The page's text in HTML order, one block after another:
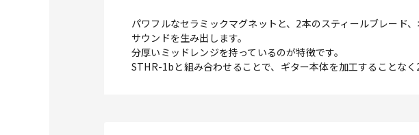
パワフルなセラミックマグネットと、2本のスティールブレード
サウンドを生み出します。
分厚いミッドレンジを持っているのが特徴です。
STHR-1bと組み合わせることで、ギター本体を加工することな